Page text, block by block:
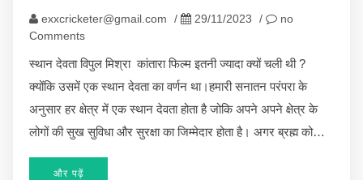
exxcricketer@gmail.com / 29/11/2023 /
no
Comments
स्थान देवता विपुल मिश्रा कांतारा फिल्म इतनी ज्यादा क्यों चली थी ?
क्योंकि उसमें एक स्थान देवता का वर्णन था।हमारी सनातन परंपरा के
अनुसार हर क्षेत्र में एक स्थान देवता होता है जोकि अपने अपने क्षेत्र के
लोगों की सुख सुविधा और सुरक्षा का जिम्मेदार होता है। अगर ब्रह्म को…
और पढ़ें